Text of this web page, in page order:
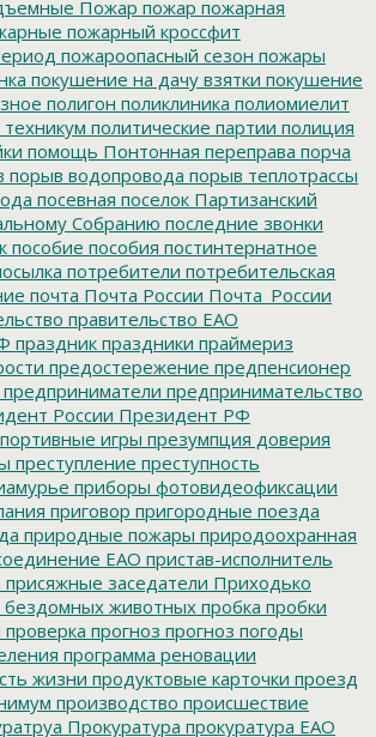
Пожар пожар пожарная
пожарный кроссфит
пожароопасный сезон пожары
покушение на дачу взятки покушение
полигон поликлиника полиомиелит
политические партии полиция
помощь Понтонная переправа порча
порыв водопровода порыв теплотрассы
посевная поселок Партизанский
Собранию последние звонки
пособие пособия постинтернатное
потребители потребительская
почта Почта России Почта_России
правительство ЕАО
праздник праздники праймериз
предостережение предпенсионер
предприниматели предпринимательство
России Президент РФ
игры презумпция доверия
преступление преступность
приборы фотовидеофиксации
приговор пригородные поезда
природные пожары природоохранная
ЕАО пристав-исполнитель
присяжные заседатели Приходько
бездомных животных пробка пробки
проверка прогноз прогноз погоды
программа реновации
жизни продуктовые карточки проезд
производство происшествие
Прокуратура прокуратура ЕАО